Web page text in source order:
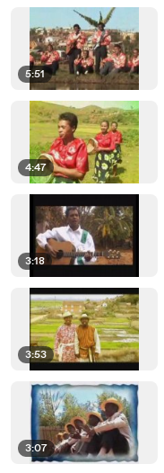
5:51
4:47
3:18
3:53
3:07